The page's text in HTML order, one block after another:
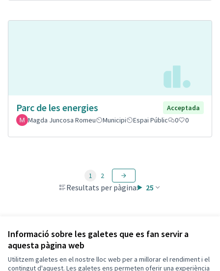
Informació sobre les galetes que es fan servir a
aquesta pàgina web
Utilitzem galetes en el nostre lloc web per a millorar el rendiment i el
contingut d'aquest. Les galetes ens permeten oferir una experiència
Parc de les energies
Acceptada
Magda Juncosa Romeu
Municipi Espai Públic 0 0
Resultats per pàgina: 25
1 2
Veure totes les propostes retirades
Termes i condicions d'ús